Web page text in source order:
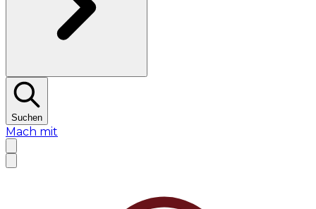
Suchen
Mach mit